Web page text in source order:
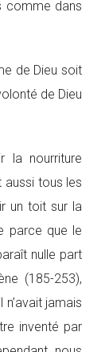
comme dans
de Dieu soit
de Dieu
la nourriture
aussi tous les
un toit sur la
parce que le
nulle part
(185-253),
n’avait jamais
inventé par